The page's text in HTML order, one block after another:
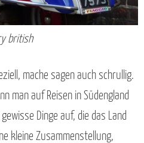
british
mache sagen auch schrullig.
man auf Reisen in Südengland
Dinge auf, die das Land
kleine Zusammenstellung,